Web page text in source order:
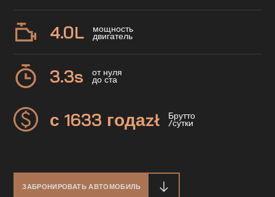
4.0L мощность
двигатель
3.3s от нуля
до ста
с 1633 годаzł Брутто
/сутки
ЗАБРОНИРОВАТЬ АВТОМОБИЛЬ